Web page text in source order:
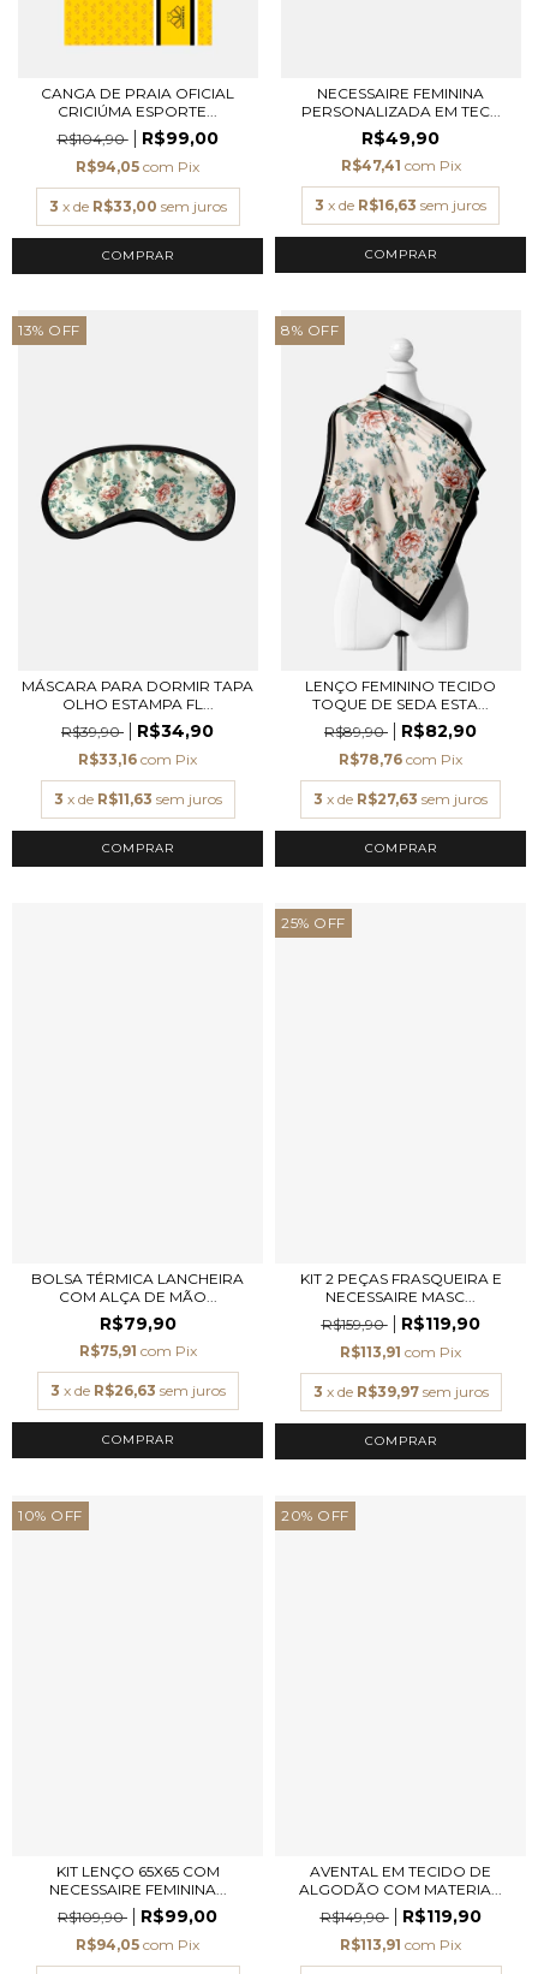
CANGA DE PRAIA OFICIAL
CRICIÚMA ESPORTE...
R$104,90
R$99,00
R$94,05 com Pix
3 x de R$33,00 sem juros
NECESSAIRE FEMININA
PERSONALIZADA EM TEC...
R$49,90
R$47,41 com Pix
3 x de R$16,63 sem juros
COMPRAR
13% OFF
MÁSCARA PARA DORMIR TAPA
OLHO ESTAMPA FL...
R$39,90
R$34,90
R$33,16 com Pix
3 x de R$11,63 sem juros
COMPRAR
8% OFF
LENÇO FEMININO TECIDO
TOQUE DE SEDA ESTA...
R$89,90
R$82,90
R$78,76 com Pix
3 x de R$27,63 sem juros
COMPRAR
BOLSA TÉRMICA LANCHEIRA
COM ALÇA DE MÃO...
R$79,90
R$75,91 com Pix
3 x de R$26,63 sem juros
COMPRAR
25% OFF
KIT 2 PEÇAS FRASQUEIRA E
NECESSAIRE MASC...
R$159,90
R$119,90
R$113,91 com Pix
3 x de R$39,97 sem juros
10% OFF
KIT LENÇO 65X65 COM
NECESSAIRE FEMININA...
R$109,90
R$99,00
R$94,05 com Pix
20% OFF
AVENTAL EM TECIDO DE
ALGODÃO COM MATERIA...
R$149,90
R$119,90
R$113,91 com Pix